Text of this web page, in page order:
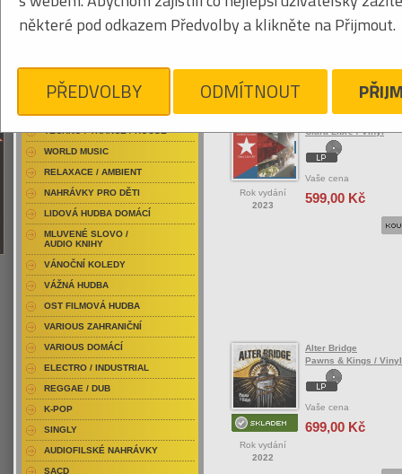
ROCK/POP
Rok vydání
2023
Clara Libre / Vinyl
Vaše cena
599,00 Kč
Rok vydání
2022
Alter Bridge
Pawns & Kings / Vinyl
Vaše cena
699,00 Kč
RAP / HIP HOP DOMÁCÍ
RAP / HIP HOP ZAHRANIČNÍ
DVD / HUDBA
PUNK / HARDCORE
TECHNO / TRANCE / HOUSE
WORLD MUSIC
RELAXACE / AMBIENT
NAHRÁVKY PRO DĚTI
LIDOVÁ HUDBA DOMÁCÍ
MLUVENÉ SLOVO /
AUDIO KNIHY
VÁNOČNÍ KOLEDY
VÁŽNÁ HUDBA
OST FILMOVÁ HUDBA
VARIOUS ZAHRANIČNÍ
VARIOUS DOMÁCÍ
ELECTRO / INDUSTRIAL
REGGAE / DUB
K-POP
SINGLY
AUDIOFILSKÉ NAHRÁVKY
SACD
některé pod odkazem Předvolby a klikněte na Přijmout.
PŘEDVOLBY ODMÍTNOUT